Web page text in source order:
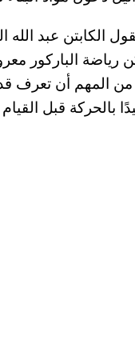
الباركور
المهم أن تعرف